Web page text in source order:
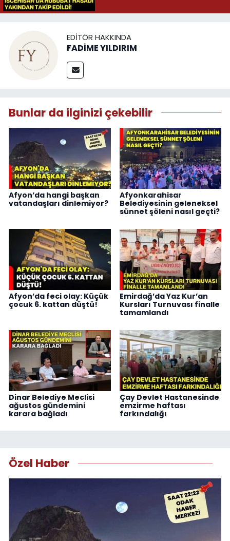
EDITÖR HAKKINDA
FADİME YILDIRIM
Bunlar da ilginizi çekebilir
Afyon’da hangi başkan
vatandaşları dinlemiyor?
Afyonkarahisar
Belediyesinin geleneksel
sünnet şöleni nasıl geçti?
Afyon’da feci olay: Küçük
çocuk 6. kattan düştü!
Emirdağ’da Yaz Kur’an
Kursları Turnuvası finalle
tamamlandı
Dinar Belediye Meclisi
ağustos gündemini
karara bağladı
Çay Devlet Hastanesinde
emzirme haftası
farkındalığı
Özel Haber